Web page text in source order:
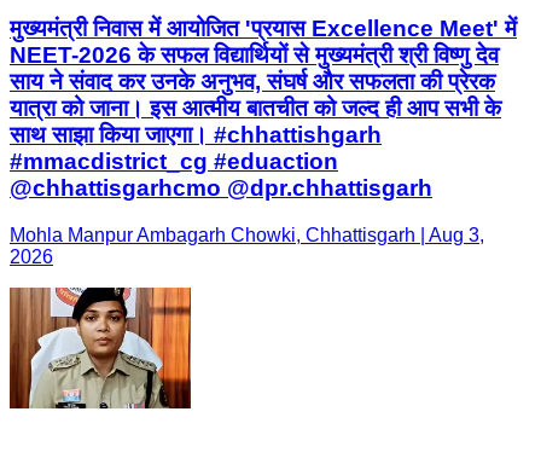
#mmacdistrict_cg #eduaction
@chhattisgarhcmo @dpr.chhattisgarh
Mohla Manpur Ambagarh Chowki, Chhattisgarh | Aug 3,
2026